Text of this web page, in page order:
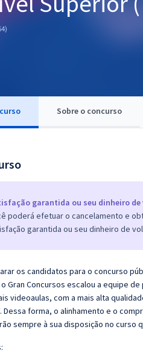
Sobre o concurso
garantida ou seu dinheiro
poderá efetuar o cancelamento e
garantida ou seu dinheiro de
os candidatos para o concurso
o Gran Concursos escalou a equipe
videoaulas, com a mais alta
Dessa forma, o alinhamento e o
sempre à sua disposição no curso